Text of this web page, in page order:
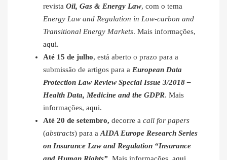
revista Oil, Gas & Energy Law, com o tema
Energy Law and Regulation in Low-carbon and
Transitional Energy Markets. Mais informações,
aqui.
Até 15 de julho, está aberto o prazo para a
submissão de artigos para a European Data
Protection Law Review Special Issue 3/2018 –
Health Data, Medicine and the GDPR. Mais
informações, aqui.
Até 20 de setembro, decorre a call for papers
(abstracts) para aAIDA Europe Research Series
on Insurance Law and Regulation “Insurance